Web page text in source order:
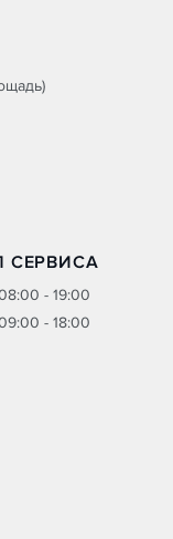
СЕРВИСА
- 19:00
- 18:00